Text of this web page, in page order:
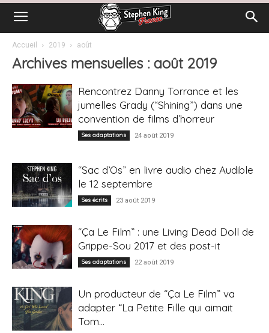
Accueil 2019 août
Archives mensuelles : août 2019
Rencontrez Danny Torrance et les
jumelles Grady (“Shining”) dans une
convention de films d’horreur
Ses adaptations 24 août 2019
“Sac d’Os” en livre audio chez Audible
le 12 septembre
Ses écrits 23 août 2019
“Ça Le Film” : une Living Dead Doll de
Grippe-Sou 2017 et des post-it
Ses adaptations 22 août 2019
Un producteur de “Ça Le Film” va
adapter “La Petite Fille qui aimait
Tom...